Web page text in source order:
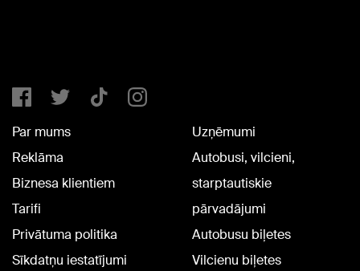
Par mums
Reklāma
Biznesa klientiem
Tarifi
Privātuma politika
Sīkdatņu iestatījumi
Uzņēmumi
Autobusi, vilcieni,
starptautiskie
pārvadājumi
Autobusu biļetes
Vilcienu biļetes